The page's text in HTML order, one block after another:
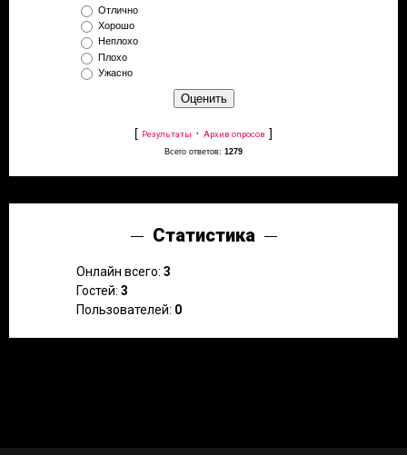
Отлично
Хорошо
Неплохо
Плохо
Ужасно
[ Результаты · Архив опросов ]
Всего ответов: 1279
Статистика
Онлайн всего: 3
Гостей: 3
Пользователей: 0